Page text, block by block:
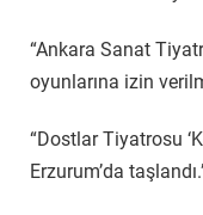
“Ankara Sanat
oyunlarına izin
“Dostlar Tiyatrosu
Erzurum’da